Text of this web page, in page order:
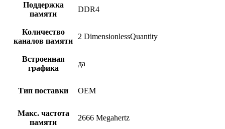
Поддержка
памяти
DDR4
Количество
каналов памяти
2 DimensionlessQuantity
Встроенная
графика
да
Тип поставки OEM
Макс. частота
памяти
2666 Megahertz